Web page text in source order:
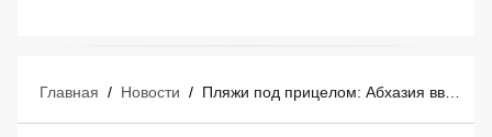
Главная / Новости /